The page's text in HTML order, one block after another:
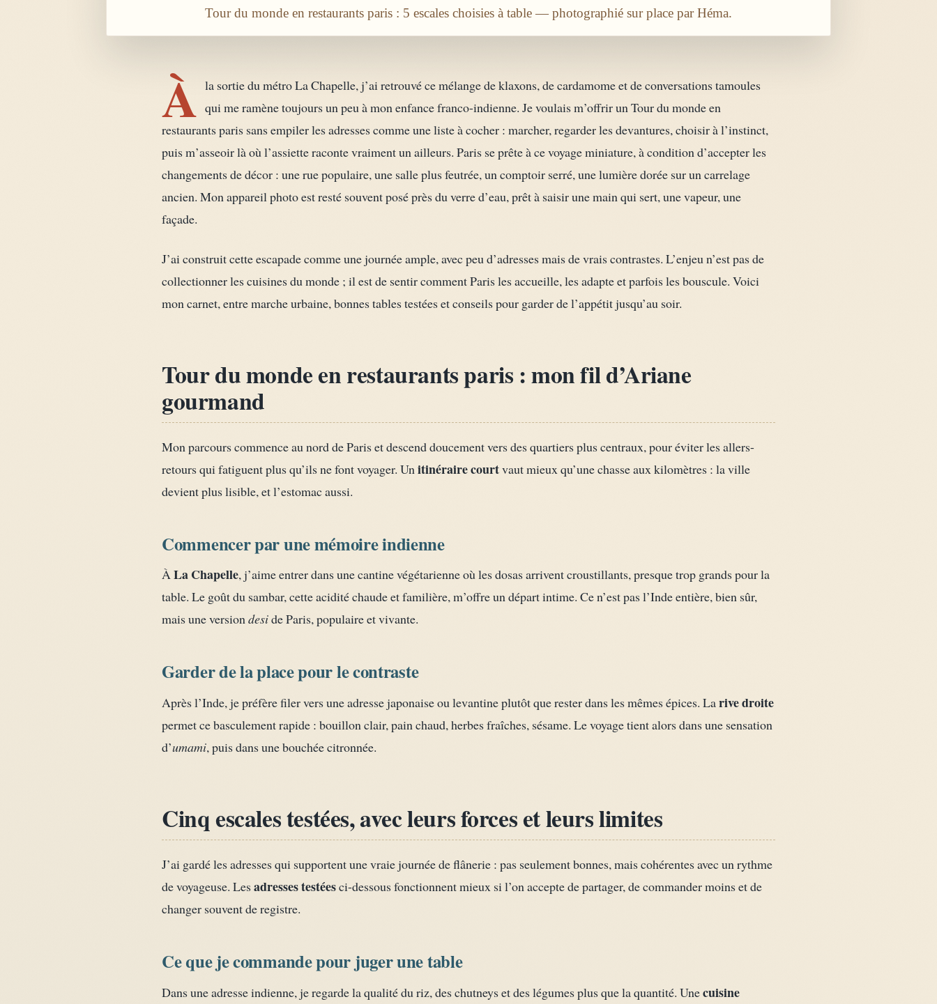
Tour du monde en restaurants paris : 5 escales choisies à table — photographié sur place par Héma.
À la sortie du métro La Chapelle, j’ai retrouvé ce mélange de klaxons, de cardamome et de conversations tamoules
qui me ramène toujours un peu à mon enfance franco-indienne. Je voulais m’offrir un Tour du monde en
restaurants paris sans empiler les adresses comme une liste à cocher : marcher, regarder les devantures, choisir à l’instinct,
puis m’asseoir là où l’assiette raconte vraiment un ailleurs. Paris se prête à ce voyage miniature, à condition d’accepter les
changements de décor : une rue populaire, une salle plus feutrée, un comptoir serré, une lumière dorée sur un carrelage
ancien. Mon appareil photo est resté souvent posé près du verre d’eau, prêt à saisir une main qui sert, une vapeur, une
façade.
J’ai construit cette escapade comme une journée ample, avec peu d’adresses mais de vrais contrastes. L’enjeu n’est pas de
collectionner les cuisines du monde ; il est de sentir comment Paris les accueille, les adapte et parfois les bouscule. Voici
mon carnet, entre marche urbaine, bonnes tables testées et conseils pour garder de l’appétit jusqu’au soir.
Tour du monde en restaurants paris : mon fil d’Ariane
gourmand
Mon parcours commence au nord de Paris et descend doucement vers des quartiers plus centraux, pour éviter les allers-
retours qui fatiguent plus qu’ils ne font voyager. Unitinéraire courtvaut mieux qu’une chasse aux kilomètres : la ville
devient plus lisible, et l’estomac aussi.
Commencer par une mémoire indienne
ÀLa Chapelle, j’aime entrer dans une cantine végétarienne où les dosas arrivent croustillants, presque trop grands pour la
table. Le goût du sambar, cette acidité chaude et familière, m’offre un départ intime. Ce n’est pas l’Inde entière, bien sûr,
mais une versiondeside Paris, populaire et vivante.
Garder de la place pour le contraste
Après l’Inde, je préfère filer vers une adresse japonaise ou levantine plutôt que rester dans les mêmes épices. Larive droite
permet ce basculement rapide : bouillon clair, pain chaud, herbes fraîches, sésame. Le voyage tient alors dans une sensation
d’umami, puis dans une bouchée citronnée.
Cinq escales testées, avec leurs forces et leurs limites
J’ai gardé les adresses qui supportent une vraie journée de flânerie : pas seulement bonnes, mais cohérentes avec un rythme
de voyageuse. Lesadresses testéesci-dessous fonctionnent mieux si l’on accepte de partager, de commander moins et de
changer souvent de registre.
Ce que je commande pour juger une table
Dans une adresse indienne, je regarde la qualité du riz, des chutneys et des légumes plus que la quantité. Unecuisine